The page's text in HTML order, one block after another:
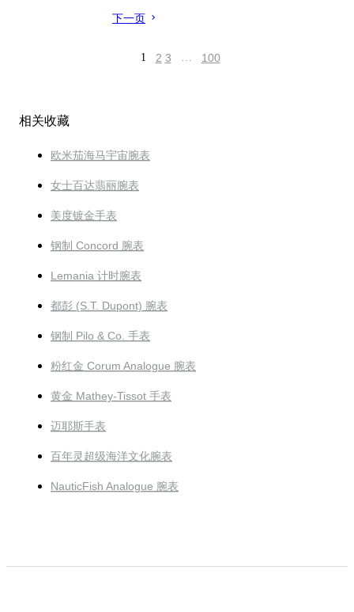
下一页
1 2 3 … 100
相关收藏
欧米茄海马宇宙腕表
女士百达翡丽腕表
美度镀金手表
钢制 Concord 腕表
Lemania 计时腕表
都彭 (S.T. Dupont) 腕表
钢制 Pilo & Co. 手表
粉红金 Corum Analogue 腕表
黄金 Mathey-Tissot 手表
迈耶斯手表
百年灵超级海洋文化腕表
NauticFish Analogue 腕表